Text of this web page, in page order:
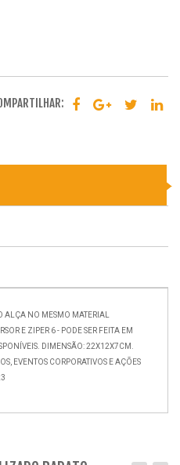
ALÇA NO MESMO MATERIAL
E ZIPER 6 - PODE SER FEITA EM
DIMENSÃO: 22X12X7CM.
EVENTOS CORPORATIVOS E AÇÕES